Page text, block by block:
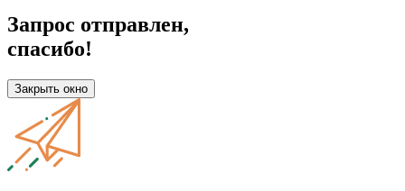
Запрос отправлен,
спасибо!
Закрыть окно